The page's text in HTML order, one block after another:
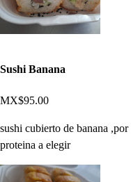
Sushi Banana
MX$95.00
sushi cubierto de banana
proteina a elegir